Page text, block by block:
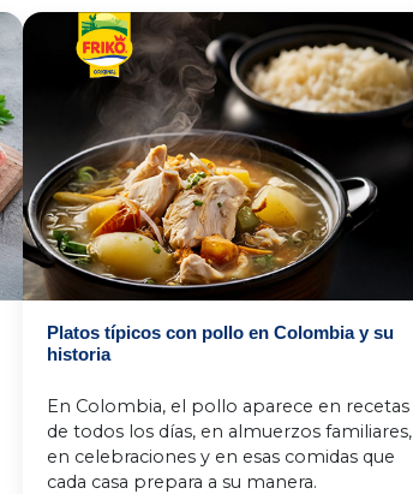
Platos típicos con pollo en Colombia y su
historia
En Colombia, el pollo aparece en recetas
de todos los días, en almuerzos familiares,
en celebraciones y en esas comidas que
cada casa prepara a su manera.